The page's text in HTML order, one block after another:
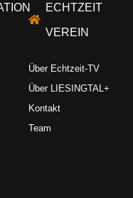
ECHTZEIT
VEREIN
Über Echtzeit-TV
Über LIESINGTAL+
Kontakt
Team